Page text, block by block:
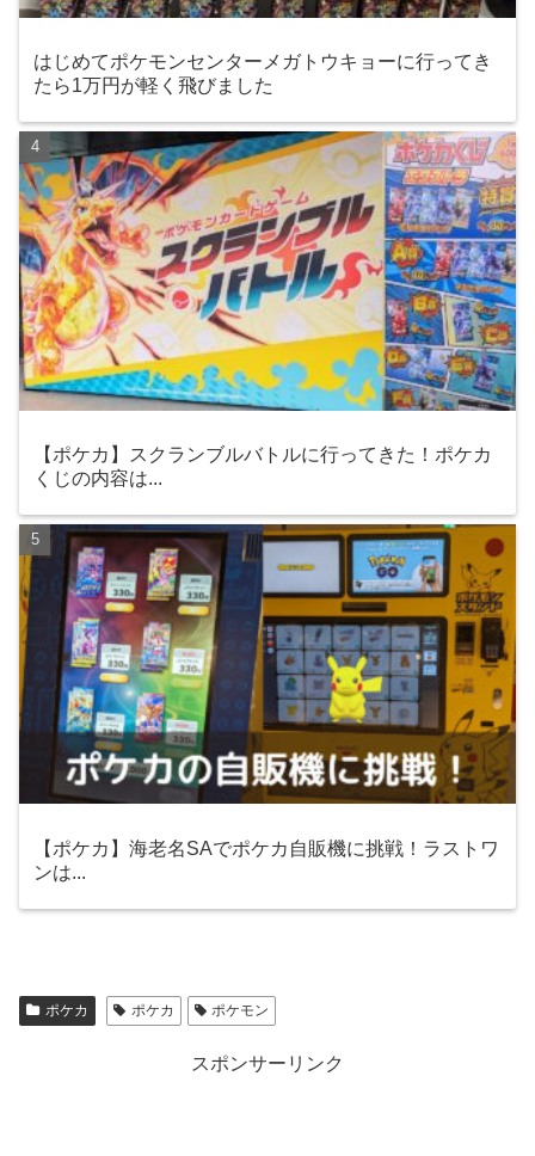
はじめてポケモンセンターメガトウキョーに行ってき
たら1万円が軽く飛びました
【ポケカ】スクランブルバトルに行ってきた！ポケカ
くじの内容は...
【ポケカ】海老名SAでポケカ自販機に挑戦！ラストワ
ンは...
ポケカ ポケカ ポケモン
スポンサーリンク